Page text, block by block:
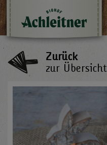
Zurück
zur Übersicht